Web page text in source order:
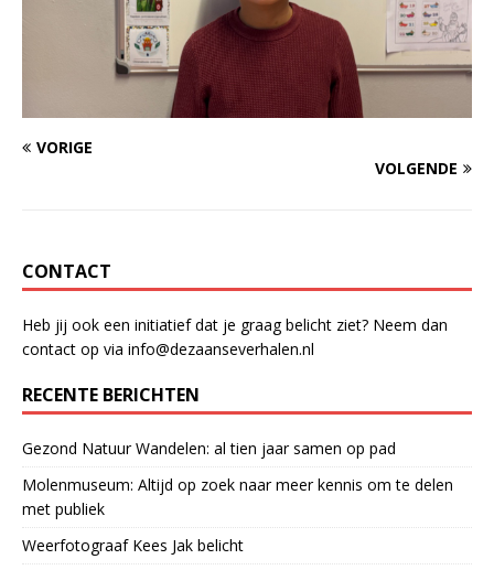
VORIGE
VOLGENDE
CONTACT
Heb jij ook een initiatief dat je graag belicht ziet? Neem dan
contact op via info@dezaanseverhalen.nl
RECENTE BERICHTEN
Gezond Natuur Wandelen: al tien jaar samen op pad
Molenmuseum: Altijd op zoek naar meer kennis om te delen
met publiek
Weerfotograaf Kees Jak belicht